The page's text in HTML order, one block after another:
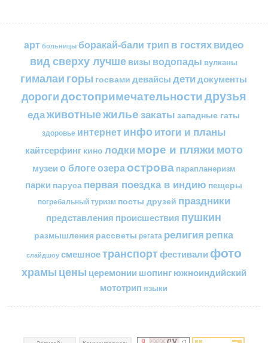
арт больницы боракай-бали трип в гостяхвидео
вид сверху лучшевизы водопады вулканы
гималаи горы госвами девайсы детидокументы
дорогидостопримечательностидрузья
едаживотныежильезакаты западные гаты
здоровье интернетинфоитоги и планы
кайтсерфинг кино лодкиморе и пляжимото
музеи о блогеозераострова парапланеризм
парки паруса первая поездка в индию пещеры
погребальный туризм посты друзей праздники
представления происшествия пушкин
размышления рассветы регата религия репка
слайдшоу смешноетранспортфестивали фото
храмы цены церемонии шопингюжноиндийский
мототрип языки